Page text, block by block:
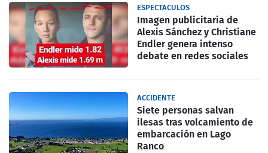
ESPECTACULOS
Imagen publicitaria de
Alexis Sánchez y Christiane
Endler genera intenso
debate en redes sociales
ACCIDENTE
Siete personas salvan
ilesas tras volcamiento de
embarcación en Lago
Ranco